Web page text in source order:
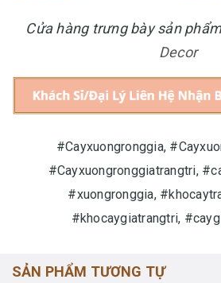
Cửa hàng trưng bày sản
Decor
#Cayxuongronggia,
#Cayxuongronggiatrangtri,
#xuongronggia,
#khocaygiatrangtri,
SẢN PHẨM TƯƠNG TỰ